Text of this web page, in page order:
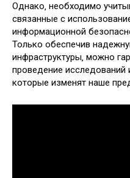
Однако‚ необходимо
связанные с
информационной
Только обеспечив
инфраструктуры‚ можно
проведение исследований
которые изменят наше